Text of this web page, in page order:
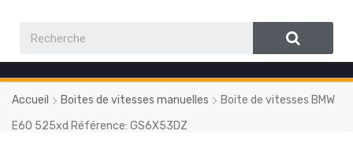
Accueil Boites de vitesses manuelles
Boite de vitesses BMW
E60 525xd Référence: GS6X53DZ